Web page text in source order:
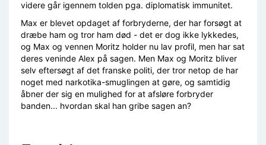
videre går igennem tolden pga. diplomatisk immunitet.
Max er blevet opdaget af forbryderne, der har forsøgt at
dræbe ham og tror ham død - det er dog ikke lykkedes,
og Max og vennen Moritz holder nu lav profil, men har sat
deres veninde Alex på sagen. Men Max og Moritz bliver
selv eftersøgt af det franske politi, der tror netop de har
noget med narkotika-smuglingen at gøre, og samtidig
åbner der sig en mulighed for at afsløre forbryder
banden... hvordan skal han gribe sagen an?